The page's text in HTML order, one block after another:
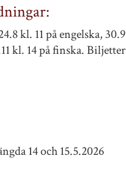
kl. 11 på engelska, 30.9
kl. 14 på finska. Biljetter
14 och 15.5.2026